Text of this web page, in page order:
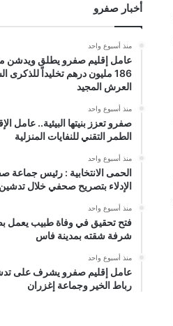
أخبار صفرو
منذ أسبوع واحد
عامل إقليم صفرو يطلق ويدشن
186 مليون درهم تخليداً
العرش المجيد
منذ أسبوع واحد
صفرو تعزز بنيتها البيئية.. عامل
الطمر التقني للنفايات المنزلية
منذ أسبوع واحد
الحمى الانتخابية : رئيس
الإدلاء بتصريح صحفي خلال
منذ أسبوع واحد
فتح تحقيق في وفاة طبيب يعمل
شرفة شقته بمدينة فاس
منذ أسبوع واحد
عامل إقليم صفرو يشرف على
رباط الخير وجماعة إغزران